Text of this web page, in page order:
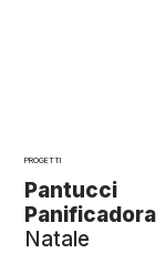
PROGETTI
Pantucci
Panificadora
Natale